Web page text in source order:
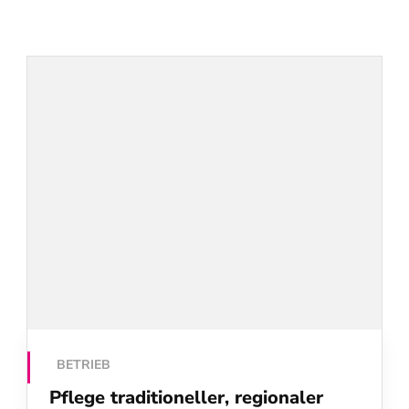
BETRIEB
Pflege traditioneller, regionaler